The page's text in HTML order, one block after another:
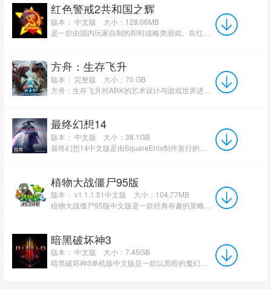
红色警戒2共和国之辉
版本： 中文版
大小：128.06MB
方舟：生存飞升
版本： 完整版
大小：70 GB
方舟：生存飞升对ARK的艺术设计与游戏世界进行了全面革新，并采用前沿的虚幻引擎5技术。该技术集成了全...
最终幻想14
版本： 中文版
大小：38.1GB
植物大战僵尸95版
版本： v1.1.1.51中文版
大小：104.77MB
暗黑破坏神3
版本： 中文版
大小：7.45GB